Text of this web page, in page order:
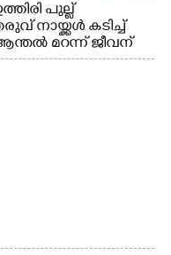
പുല്ല്
നായ്ക്കൾ കടിച്ച്
മറന്ന് ജീവന്
വാത്തുരുത്തിയിൽ